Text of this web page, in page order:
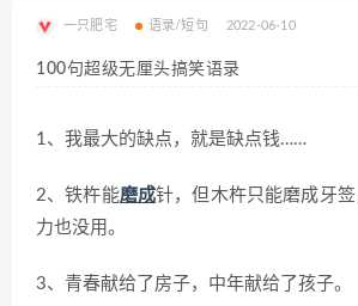
一只肥宅 语录/短句 2022-06-10
100句超级无厘头搞笑语录
1、我最大的缺点，就是缺点钱……
2、铁杵能磨成针，但木杵只能磨成牙
力也没用。
3、青春献给了房子，中年献给了孩子。